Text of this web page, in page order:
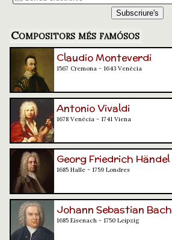
Compositors més famósos
Claudio Monteverdi
1567 Cremona - 1643 Venècia
Antonio Vivaldi
1678 Venècia - 1741 Viena
Georg Friedrich Händel
1685 Halle - 1759 Londres
Johann Sebastian Bach
1685 Eisenach - 1750 Leipzig